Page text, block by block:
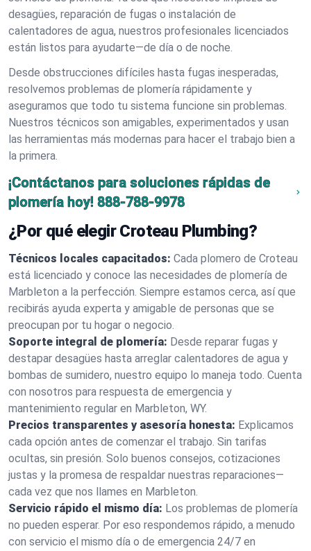
desagües, reparación de fugas o instalación de
calentadores de agua, nuestros profesionales licenciados
están listos para ayudarte—de día o de noche.
Desde obstrucciones difíciles hasta fugas inesperadas,
resolvemos problemas de plomería rápidamente y
aseguramos que todo tu sistema funcione sin problemas.
Nuestros técnicos son amigables, experimentados y usan
las herramientas más modernas para hacer el trabajo bien a
la primera.
¡Contáctanos para soluciones rápidas de
plomería hoy! 888-788-9978
¿Por qué elegir Croteau Plumbing?
Técnicos locales capacitados: Cada plomero de Croteau
está licenciado y conoce las necesidades de plomería de
Marbleton a la perfección. Siempre estamos cerca, así que
recibirás ayuda experta y amigable de personas que se
preocupan por tu hogar o negocio.
Soporte integral de plomería: Desde reparar fugas y
destapar desagües hasta arreglar calentadores de agua y
bombas de sumidero, nuestro equipo lo maneja todo. Cuenta
con nosotros para respuesta de emergencia y
mantenimiento regular en Marbleton, WY.
Precios transparentes y asesoría honesta: Explicamos
cada opción antes de comenzar el trabajo. Sin tarifas
ocultas, sin presión. Solo buenos consejos, cotizaciones
justas y la promesa de respaldar nuestras reparaciones—
cada vez que nos llames en Marbleton.
Servicio rápido el mismo día: Los problemas de plomería
no pueden esperar. Por eso respondemos rápido, a menudo
con servicio el mismo día o de emergencia 24/7 en